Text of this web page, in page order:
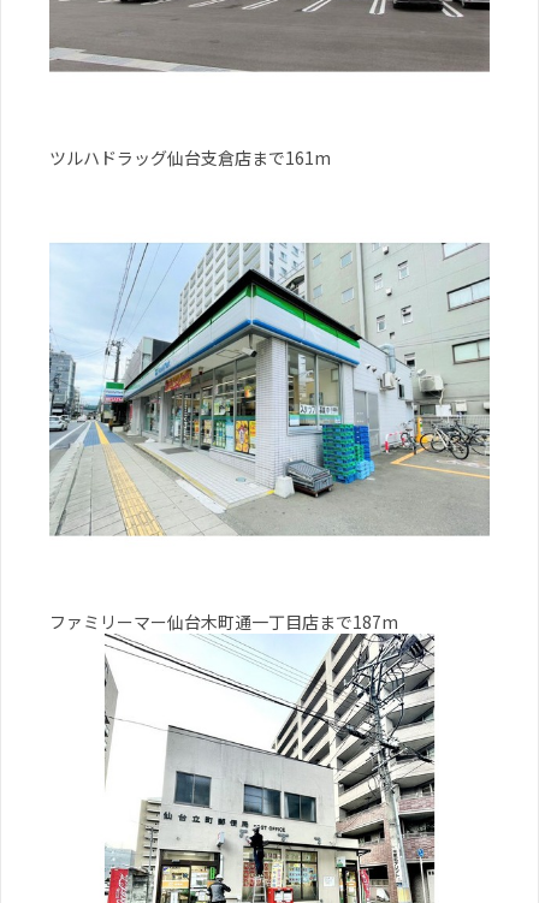
ツルハドラッグ仙台支倉店まで161m
ファミリーマー仙台木町通一丁目店まで187m